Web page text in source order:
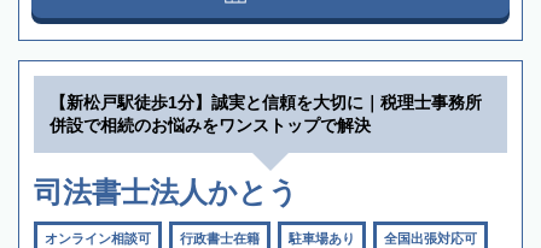
【新松戸駅徒歩1分】誠実と信頼を大切に｜税理士事務所
併設で相続のお悩みをワンストップで解決
司法書士法人かとう
オンライン相談可 行政書士在籍 駐車場あり 全国出張対応可